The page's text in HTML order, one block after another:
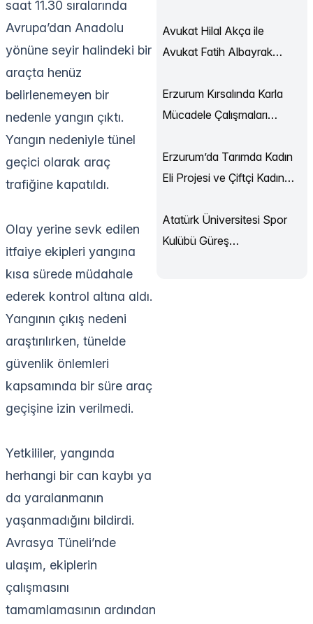
saat 11.30 sıralarında
Avrupa’dan Anadolu
yönüne seyir halindeki bir
araçta henüz
belirlenemeyen bir
nedenle yangın çıktı.
Yangın nedeniyle tünel
geçici olarak araç
trafiğine kapatıldı.
Olay yerine sevk edilen
itfaiye ekipleri yangına
kısa sürede müdahale
ederek kontrol altına aldı.
Yangının çıkış nedeni
araştırılırken, tünelde
güvenlik önlemleri
kapsamında bir süre araç
geçişine izin verilmedi.
Yetkililer, yangında
herhangi bir can kaybı ya
da yaralanmanın
yaşanmadığını bildirdi.
Avrasya Tüneli’nde
ulaşım, ekiplerin
çalışmasını
tamamlamasının ardından
Avukat Hilal Akça ile
Avukat Fatih Albayrak
Erzurum Kırsalında Karla
Mücadele Çalışmaları
Erzurum’da Tarımda Kadın
Eli Projesi ve Çiftçi Kadın
Atatürk Üniversitesi Spor
Kulübü Güreş